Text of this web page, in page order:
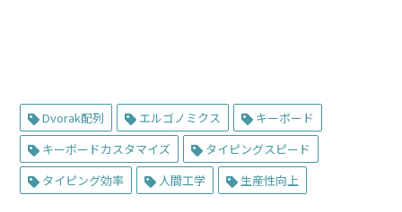
Dvorak配列 エルゴノミクス
キーボード
キーボードカスタマイズ
タイピングスピード
タイピング効率
人間工学 生産性向上